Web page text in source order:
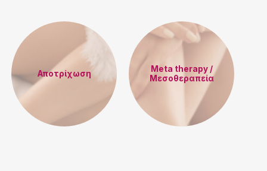
Αποτρίχωση
Meta therapy /
Μεσοθεραπεία